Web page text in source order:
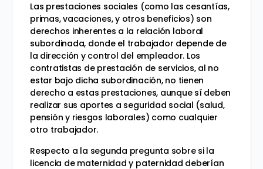
Las prestaciones sociales (como las cesantías,
primas, vacaciones, y otros beneficios) son
derechos inherentes a la relación laboral
subordinada, donde el trabajador depende de
la dirección y control del empleador. Los
contratistas de prestación de servicios, al no
estar bajo dicha subordinación, no tienen
derecho a estas prestaciones, aunque sí deben
realizar sus aportes a seguridad social (salud,
pensión y riesgos laborales) como cualquier
otro trabajador.
Respecto a la segunda pregunta sobre si la
licencia de maternidad y paternidad deberían